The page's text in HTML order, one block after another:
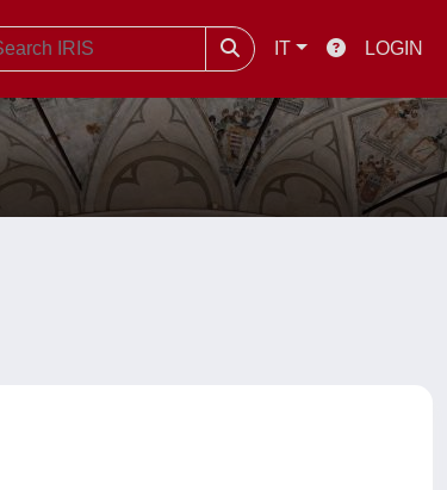
IT LOGIN